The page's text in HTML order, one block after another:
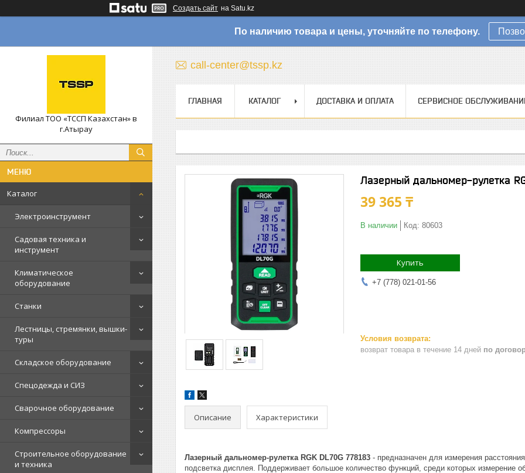
Создать сайт на Satu.kz
По наличию товара и цены, уточняйте по телефону.
Филиал ТОО «ТССП Казахстан» в
г.Атырау
Каталог
Электроинструмент
Садовая техника и
инструмент
Климатическое
оборудование
Станки
Лестницы, стремянки, вышки-
туры
Складское оборудование
Спецодежда и СИЗ
Сварочное оборудование
Компрессоры
Строительное оборудование
и техника
call-center@tssp.kz
ГЛАВНАЯ КАТАЛОГ ДОСТАВКА И ОПЛАТА СЕРВИСНОЕ
Лазерный дальномер-рулетка
39 365 ₸
В наличии Код: 80603
Купить
+7 (778) 021-01-56
возврат товара в течение 14 дней по
Описание Характеристики
Лазерный дальномер-рулетка RGK DL70G 778183 - предназначен для измерения
подсветка дисплея. Поддерживает большое количество функций, среди которых